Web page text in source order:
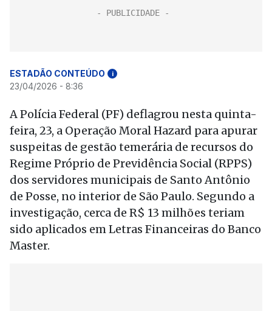
ESTADÃO CONTEÚDO i
23/04/2026 - 8:36
A Polícia Federal (PF) deflagrou nesta quinta-
feira, 23, a Operação Moral Hazard para apurar
suspeitas de gestão temerária de recursos do
Regime Próprio de Previdência Social (RPPS)
dos servidores municipais de Santo Antônio
de Posse, no interior de São Paulo. Segundo a
investigação, cerca de R$ 13 milhões teriam
sido aplicados em Letras Financeiras do Banco
Master.